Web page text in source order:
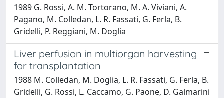
1989 G. Rossi, A. M. Tortorano, M. A. Viviani, A.
Pagano, M. Colledan, L. R. Fassati, G. Ferla, B.
Gridelli, P. Reggiani, M. Doglia
Liver perfusion in multiorgan harvesting
for transplantation
1988 M. Colledan, M. Doglia, L. R. Fassati, G. Ferla, B.
Gridelli, G. Rossi, L. Caccamo, G. Paone, D. Galmarini